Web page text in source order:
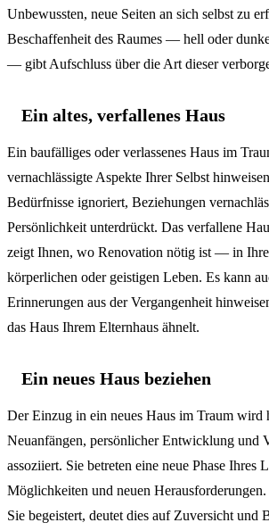
Unbewussten, neue Seiten an sich selbst zu
Beschaffenheit des Raumes — hell oder
— gibt Aufschluss über die Art dieser
Ein altes, verfallenes Haus
Ein baufälliges oder verlassenes Haus im
vernachlässigte Aspekte Ihrer Selbst
Bedürfnisse ignoriert, Beziehungen
Persönlichkeit unterdrückt. Das verfallene
zeigt Ihnen, wo Renovation nötig ist — in
körperlichen oder geistigen Leben. Es kann
Erinnerungen aus der Vergangenheit
das Haus Ihrem Elternhaus ähnelt.
Ein neues Haus beziehen
Der Einzug in ein neues Haus im Traum wird
Neuanfängen, persönlicher Entwicklung und
assoziiert. Sie betreten eine neue Phase Ihres
Möglichkeiten und neuen Herausforderungen.
Sie begeistert, deutet dies auf Zuversicht und